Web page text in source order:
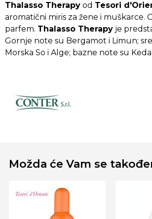
Thalasso Therapy od Tesori
aromatični miris za žene i muškarce.
parfem. Thalasso Therapy je
Gornje note su Bergamot i Limun;
Morska So i Alge; bazne note su
Možda će Vam se